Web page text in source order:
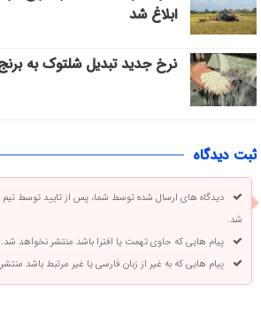
ابلاغ شد
نرخ جدید تبدیل شلتوک به
ثبت دیدگاه
دیدگاه های ارسال شده توسط شما، پس از تایید توسط
شد.
پیام هایی که حاوی تهمت یا افترا باشد منتشر نخواهد شد.
پیام هایی که به غیر از زبان فارسی یا غیر مرتبط باشد